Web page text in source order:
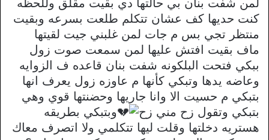
كنت حديها كف عشان تتكلم طلعت بسرعه وبقيت
منتظر تجي بس م جات لمن غلبني جيت لقيتها
ماف بقيت افتش عليها لمن سمعت صوت زول
ببكي فتحت البلكونه شفت بنان قاعده ف الزوايه
وعاضه يدها وتبكي كأنها م عاوزه زول يعرف انها
بتبكي م حسيت الا وانا جاريها وحضنتها قوي وهي
بتبكي وتقول زح مني زح
وبتبكي بطريقه
هستريه دخلتها وقلت ليها تتكلمي ولا اتصرف معاك